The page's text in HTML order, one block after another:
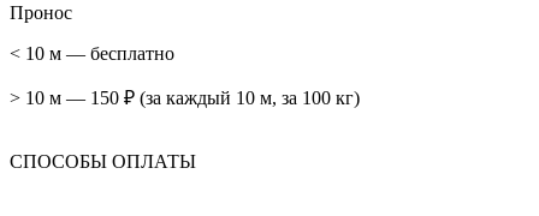
Пронос
< 10 м — бесплатно
> 10 м — 150 ₽ (за каждый 10 м, за 100 кг)
СПОСОБЫ ОПЛАТЫ